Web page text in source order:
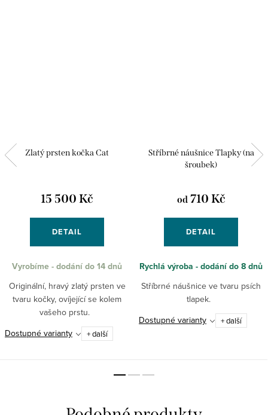
Zlatý prsten kočka Cat
15 500 Kč
DETAIL
Vyrobíme - dodání do 14 dnů
Originální, hravý zlatý prsten ve
tvaru kočky, ovíjející se kolem
vašeho prstu.
Dostupné varianty
+ další
Stříbrné náušnice Tlapky (na
šroubek)
od710 Kč
DETAIL
Rychlá výroba - dodání do 8 dnů
Stříbrné náušnice ve tvaru psích
tlapek.
Dostupné varianty
+ další